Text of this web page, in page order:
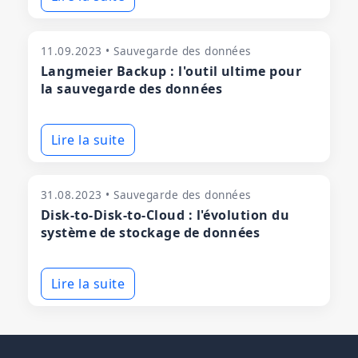
11.09.2023 • Sauvegarde des données
Langmeier Backup : l'outil ultime pour
la sauvegarde des données
Lire la suite
31.08.2023 • Sauvegarde des données
Disk-to-Disk-to-Cloud : l'évolution du
système de stockage de données
Lire la suite